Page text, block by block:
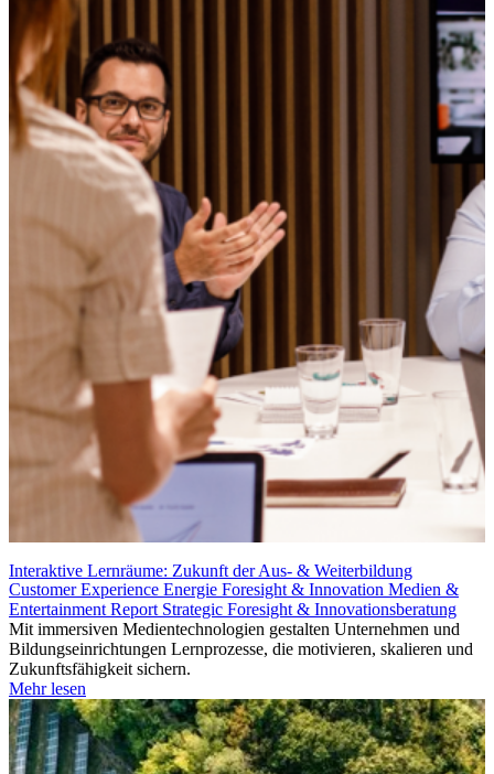
Interaktive Lernräume: Zukunft der Aus- & Weiterbildung
Customer Experience Energie Foresight & Innovation Medien &
EntertainmentReport Strategic Foresight & Innovationsberatung
Mit immersiven Medientechnologien gestalten Unternehmen und
Bildungseinrichtungen Lernprozesse, die motivieren, skalieren und
Zukunftsfähigkeit sichern.
Mehr lesen